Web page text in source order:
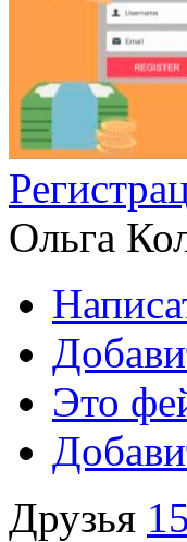
Ольга
Это
Друзья